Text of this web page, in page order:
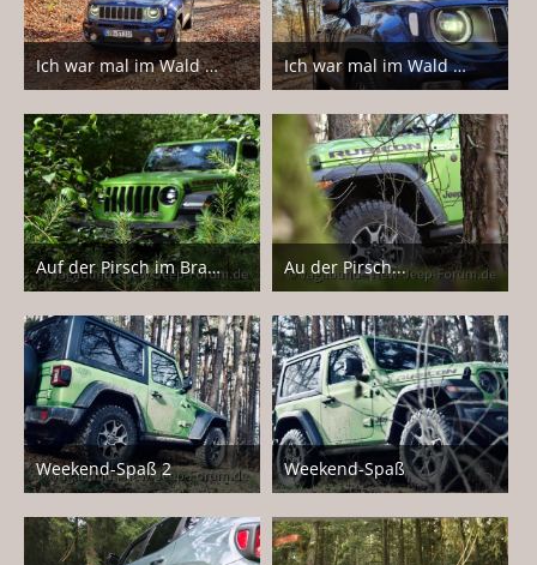
Ich war mal im Wald nach dem Rechten schauen
14. November 2020
7
Ich war mal im Wald nach dem Rechten schauen
14. November 2020
5
Auf der Pirsch im Brabant
14. Juli 2020
5
Au der Pirsch...
4. April 2020
4
Weekend-Spaß 2
15. Februar 2020
5
Weekend-Spaß
15. Februar 2020
8